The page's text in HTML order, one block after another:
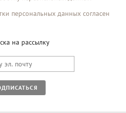
персональных данных согласен
на рассылку